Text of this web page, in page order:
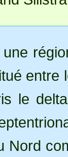
entre
le
Nord